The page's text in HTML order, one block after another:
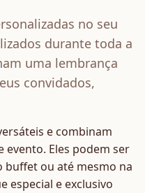
no seu
durante toda a
uma lembrança
convidados,
e combinam
Eles podem ser
buffet ou até mesmo na
especial e exclusivo